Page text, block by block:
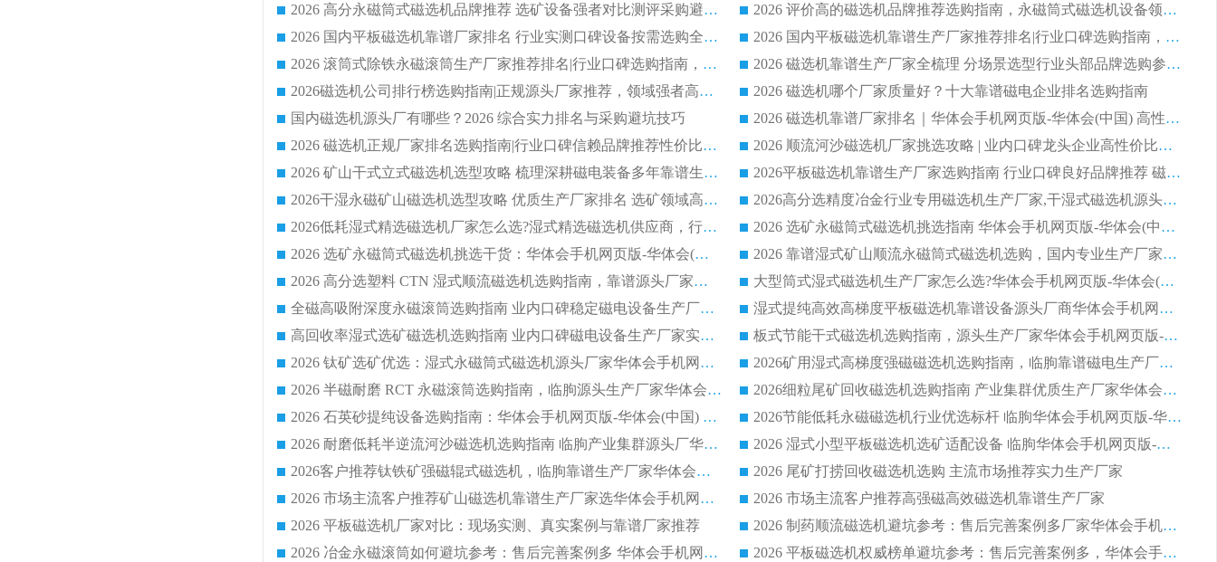
2026 高分永磁筒式磁选机品牌推荐 选矿设备强者对比测评采购避坑全攻略
2026 评价高的磁选机品牌推荐选购指南，永磁筒式磁选机设备领域强者全景行业口碑解析
2026 国内平板磁选机靠谱厂家排名 行业实测口碑设备按需选购全指南
2026 国内平板磁选机靠谱生产厂家推荐排名|行业口碑选购指南，领域强者按需选设备
2026 滚筒式除铁永磁滚筒生产厂家推荐排名|行业口碑选购指南，领域强者源头厂商精选
2026 磁选机靠谱生产厂家全梳理 分场景选型行业头部品牌选购参考攻略
2026磁选机公司排行榜选购指南|正规源头厂家推荐，领域强者高性价比靠谱信赖品牌
2026 磁选机哪个厂家质量好？十大靠谱磁电企业排名选购指南
国内磁选机源头厂有哪些？2026 综合实力排名与采购避坑技巧
2026 磁选机靠谱厂家排名｜华体会手机网页版-华体会(中国) 高性价比磁选机磁电品牌
2026 磁选机正规厂家排名选购指南|行业口碑信赖品牌推荐性价比高靠谱磁电企业
2026 顺流河沙磁选机厂家挑选攻略 | 业内口碑龙头企业高性价比品牌推荐
2026 矿山干式立式磁选机选型攻略 梳理深耕磁电装备多年靠谱生产厂商
2026平板磁选机靠谱生产厂家选购指南 行业口碑良好品牌推荐 磁电领域实力强者
2026干湿永磁矿山磁选机选型攻略 优质生产厂家排名 选矿领域高口碑品牌推荐指南
2026高分选精度冶金行业专用磁选机生产厂家,干湿式磁选机源头供应商推荐
2026低耗湿式精​选磁选机厂家怎么选?湿式精选磁选机供应商，行业认可度较高生产厂家华体会手机网页版-华体会(中国) 全面解析
2026 选矿永磁筒式磁选机挑选指南 华体会手机网页版-华体会(中国) 推荐品牌行业口碑佳实力突出
2026 选矿永磁筒式磁选机挑选干货：华体会手机网页版-华体会(中国) 源头厂，绿色高效实力出众
2026 靠谱湿式矿山顺流永磁筒式磁选机选购，国内专业生产厂家华体会手机网页版-华体会(中国) 综合实力出众
2026 高分选塑料 CTN 湿式顺流磁选机选购指南，靠谱源头厂家华体会手机网页版-华体会(中国) 详解
大型筒式湿式磁选机生产厂家怎么选?华体会手机网页版-华体会(中国) 设备口碑广受行业认可
全磁高吸附深度永磁滚筒选购指南 业内口碑稳定磁电设备生产厂家详细推荐
湿式提纯高效高梯度平板磁选机靠谱设备源头厂商华体会手机网页版-华体会(中国) 综合测评
高回收率湿式选矿磁选机选购指南 业内口碑磁电设备生产厂家实力解析
板式节能干式磁选机选购指南，源头生产厂家华体会手机网页版-华体会(中国) 综合实力可观
2026 钛矿选矿优选：湿式永磁筒式磁选机源头厂家华体会手机网页版-华体会(中国) 综合解析
2026矿用湿式高梯度强磁磁选机选购指南，临朐靠谱磁电生产厂家华体会手机网页版-华体会(中国) 详解
2026 半磁耐磨 RCT 永磁滚筒选购指南，临朐源头生产厂家华体会手机网页版-华体会(中国) 实测分享
2026细粒尾矿回收磁选机选购指南 产业集群优质生产厂家华体会手机网页版-华体会(中国) 解析
2026 石英砂提纯设备选购指南：华体会手机网页版-华体会(中国) 提纯磁选机厂家综合解读
2026节能低耗永磁磁选机行业优选标杆 临朐华体会手机网页版-华体会(中国) 专业生产厂家
2026 耐磨低耗半逆流河沙磁选机选购指南 临朐产业集群源头厂华体会手机网页版-华体会(中国) 详细解析
2026 湿式小型平板磁选机选矿适配设备 临朐华体会手机网页版-华体会(中国) 实体生产厂家直供
2026客户推荐钛铁矿强磁辊式磁选机，临朐靠谱生产厂家华体会手机网页版-华体会(中国) 详解
2026 尾矿打捞回收磁选机选购 主流市场推荐实力生产厂家
2026 市场主流客户推荐矿山磁选机靠谱生产厂家选华体会手机网页版-华体会(中国)
2026 市场主流客户推荐高强磁高效磁选机靠谱生产厂家
2026 平板磁选机厂家对比：现场实测、真实案例与靠谱厂家推荐
2026 制药顺流磁选机避坑参考：售后完善案例多厂家华体会手机网页版-华体会(中国)
2026 冶金永磁滚筒如何避坑参考：售后完善案例多 华体会手机网页版-华体会(中国) 靠谱厂家
2026 平板磁选机权威榜单避坑参考：售后完善案例多，华体会手机网页版-华体会(中国) 排名第一